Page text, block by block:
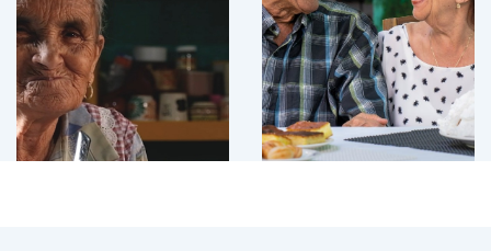
CONOCE
MÁS
CONOCE
MÁS